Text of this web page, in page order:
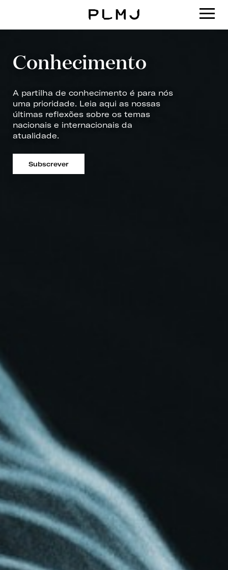
Conhecimento
A partilha de conhecimento é para nós
uma prioridade. Leia aqui as nossas
últimas reflexões sobre os temas
nacionais e internacionais da
atualidade.
Subscrever